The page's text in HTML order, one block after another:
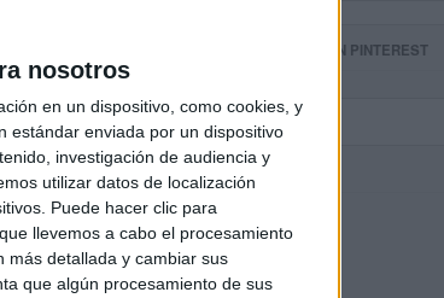
nosotros
en un dispositivo, como cookies, y
estándar enviada por un dispositivo
investigación de audiencia y
utilizar datos de localización
Puede hacer clic para
llevemos a cabo el procesamiento
más detallada y cambiar sus
que algún procesamiento de sus
SIGUE NUESTROS TABLEROS EN PINTEREST